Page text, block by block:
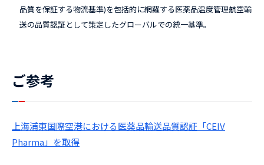
品質を保証する物流基準)を包括的に網羅する医薬品温度管理航空輸
送の品質認証として策定したグローバルでの統一基準。
ご参考
上海浦東国際空港における医薬品輸送品質認証「CEIV
Pharma」を取得